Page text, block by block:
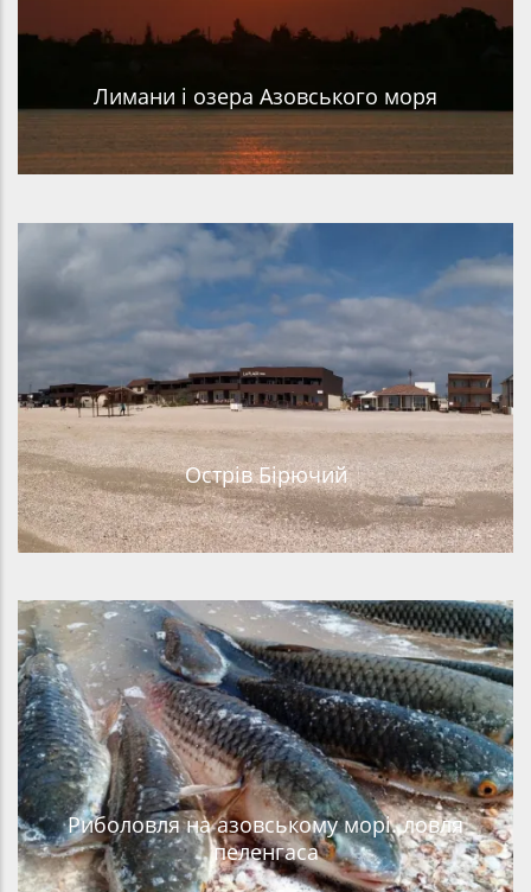
Лимани і озера Азовського моря
Острів Бірючий
Риболовля на азовському морі. ловля
пеленгаса